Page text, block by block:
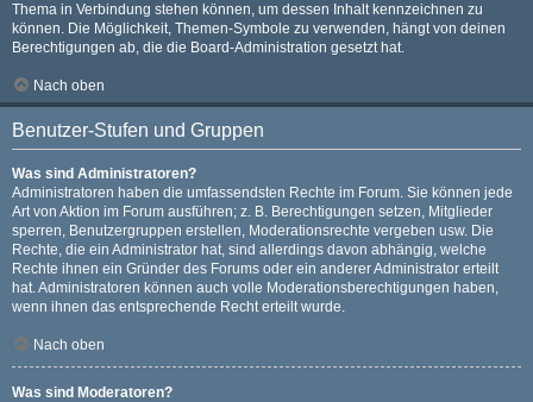
Thema in Verbindung stehen können, um dessen Inhalt kennzeichnen zu
können. Die Möglichkeit, Themen-Symbole zu verwenden, hängt von deinen
Berechtigungen ab, die die Board-Administration gesetzt hat.
Nach oben
Benutzer-Stufen und Gruppen
Was sind Administratoren?
Administratoren haben die umfassendsten Rechte im Forum. Sie können jede
Art von Aktion im Forum ausführen; z. B. Berechtigungen setzen, Mitglieder
sperren, Benutzergruppen erstellen, Moderationsrechte vergeben usw. Die
Rechte, die ein Administrator hat, sind allerdings davon abhängig, welche
Rechte ihnen ein Gründer des Forums oder ein anderer Administrator erteilt
hat. Administratoren können auch volle Moderationsberechtigungen haben,
wenn ihnen das entsprechende Recht erteilt wurde.
Nach oben
Was sind Moderatoren?